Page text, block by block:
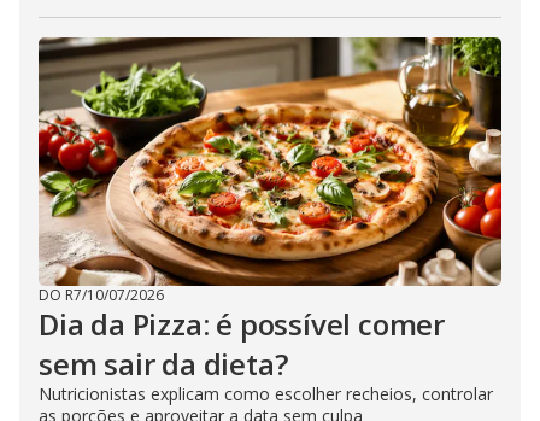
DO R7/10/07/2026
Dia da Pizza: é possível comer
sem sair da dieta?
Nutricionistas explicam como escolher recheios, controlar
as porções e aproveitar a data sem culpa